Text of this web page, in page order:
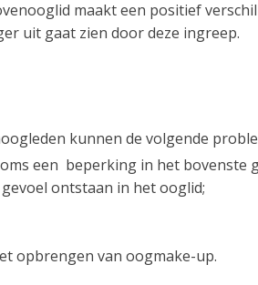
maakt een positief
uit gaat zien door deze ingreep.
kunnen de volgende
een beperking in het bovenste
ontstaan in het ooglid;
opbrengen van oogmake-up.